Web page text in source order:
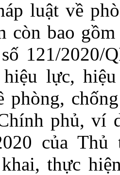
luật về
còn bao
121/2020/
lực,
phòng,
phủ, ví
của
thực